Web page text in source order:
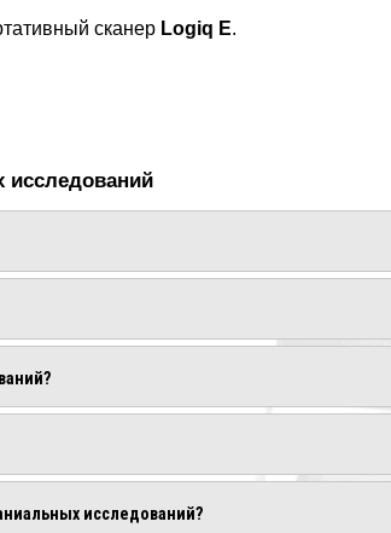
сканер Logiq E.
исследований
исследований?